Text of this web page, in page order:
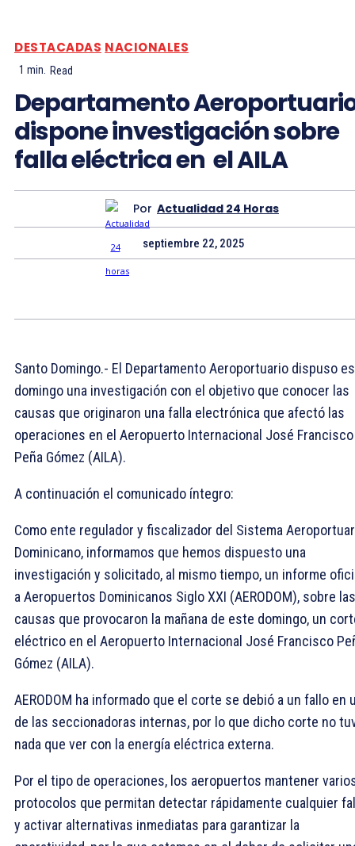
DESTACADAS NACIONALES
1 min. Read
Departamento
dispone investigación sobre
falla eléctrica en el AILA
Por Actualidad 24 Horas
septiembre 22, 2025
Santo Domingo.- El Departamento Aeroportuario dispuso
domingo una investigación con el objetivo que conocer las
causas que originaron una falla electrónica que afectó las
operaciones en el Aeropuerto Internacional José Francisco
Peña Gómez (AILA).
A continuación el comunicado íntegro:
Como ente regulador y fiscalizador del Sistema
Dominicano, informamos que hemos dispuesto una
investigación y solicitado, al mismo tiempo, un informe
a Aeropuertos Dominicanos Siglo XXI (AERODOM), sobre las
causas que provocaron la mañana de este domingo, un
eléctrico en el Aeropuerto Internacional José Francisco
Gómez (AILA).
AERODOM ha informado que el corte se debió a un fallo en
de las seccionadoras internas, por lo que dicho corte no
nada que ver con la energía eléctrica externa.
Por el tipo de operaciones, los aeropuertos mantener
protocolos que permitan detectar rápidamente cualquier
y activar alternativas inmediatas para garantizar la